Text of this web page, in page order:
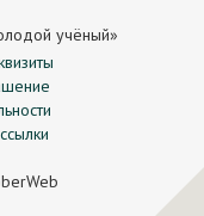
учёный»